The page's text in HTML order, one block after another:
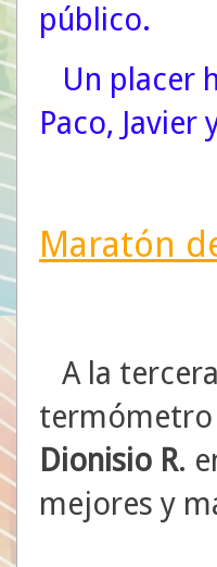
público.
Un placer
Paco,
Maratón
A la
termómetro
Dionisio R.
mejores y